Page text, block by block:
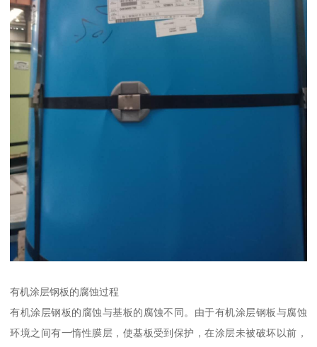
有机涂层钢板的腐蚀过程
有机涂层钢板的腐蚀与基板的腐蚀不同。由于有机涂层钢板与腐蚀
环境之间有一惰性膜层，使基板受到保护，在涂层未被破坏以前，